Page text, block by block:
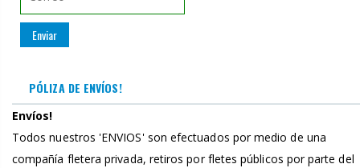
PÓLIZA DE ENVÍOS!
Envíos!
Todos nuestros 'ENVIOS' son efectuados por medio de una
compañía fletera privada, retiros por fletes públicos por parte del